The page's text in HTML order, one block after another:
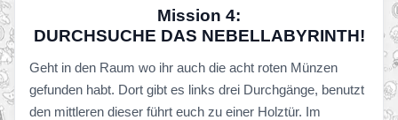
Mission 4:
DURCHSUCHE DAS NEBELLABYRINTH!
Geht in den Raum wo ihr auch die acht roten Münzen
gefunden habt. Dort gibt es links drei Durchgänge, benutzt
den mittleren dieser führt euch zu einer Holztür. Im